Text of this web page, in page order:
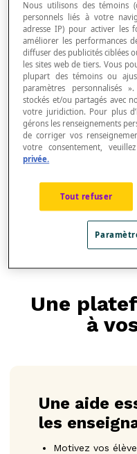
Rendez
l’apprentissage
amusant
Pour les élèves de
6 à 16 ans
Une
à
Une aide
les
Motivez vos
Nous utilisons des témoins
personnels liés à votre
adresse IP) pour activer les
améliorer les performances
diffuser des publicités ciblées
les sites web de tiers. Vous
plupart des témoins ou
paramètres personnalisés
stockés et/ou partagés avec
votre juridiction. Pour plus
gérons les renseignements
de corriger vos
votre consentement,
privée.
Tout refuser